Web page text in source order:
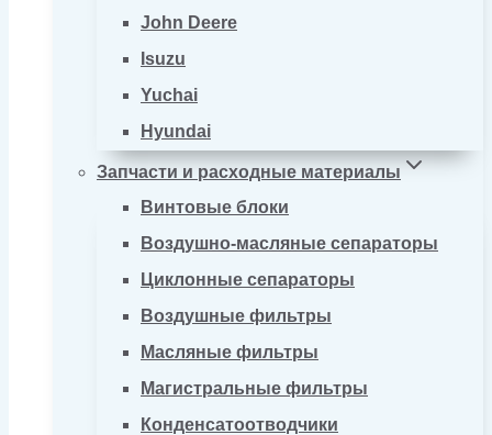
John Deere
Isuzu
Yuchai
Hyundai
Запчасти и расходные материалы
Винтовые блоки
Воздушно-масляные сепараторы
Циклонные сепараторы
Воздушные фильтры
Масляные фильтры
Магистральные фильтры
Конденсатоотводчики